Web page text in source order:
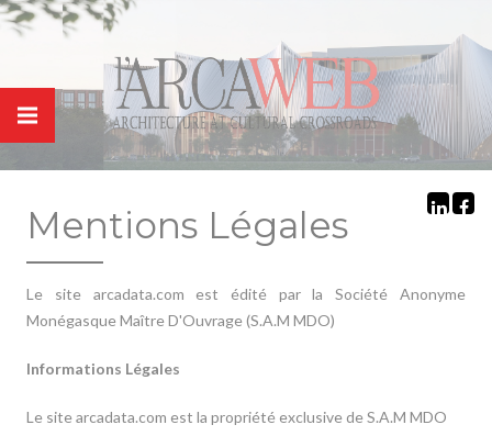
Mentions Légales
Le site arcadata.com est édité par la Société Anonyme
Monégasque Maître D'Ouvrage (S.A.M MDO)
Informations Légales
Le site arcadata.com est la propriété exclusive de S.A.M MDO
Panneau de gestion des cookies